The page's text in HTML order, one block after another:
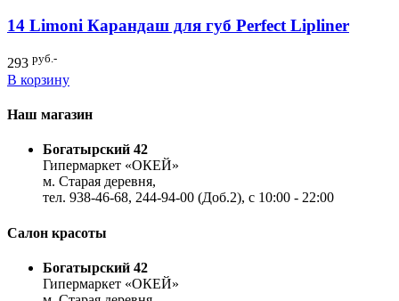
14 Limoni Карандаш для губ Perfect Lipliner
293 руб.-
В корзину
Наш магазин
Богатырский 42
Гипермаркет «ОКЕЙ»
м. Старая деревня,
тел. 938-46-68, 244-94-00 (Доб.2), c 10:00 - 22:00
Салон красоты
Богатырский 42
Гипермаркет «ОКЕЙ»